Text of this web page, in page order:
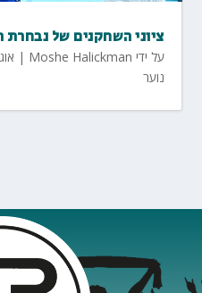
ציוני השחקנים של נבחרת
על ידי Moshe Halickman
| אוג 8, 2026
נוער